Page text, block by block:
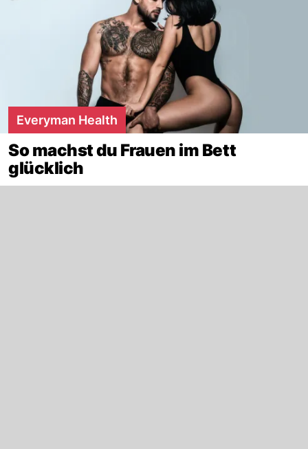
Everyman Health
So machst du Frauen im Bett
glücklich